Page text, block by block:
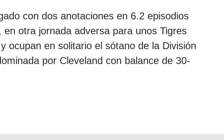
con dos anotaciones en 6.2 episodios
otra jornada adversa para unos Tigres
ocupan en solitario el sótano de la División
por Cleveland con balance de 30-